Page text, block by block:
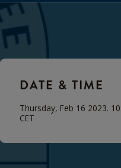
DATE & TIME
Thursday, Feb 16 2023.
CET